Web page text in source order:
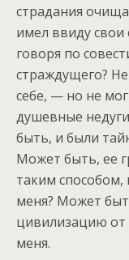
страдания
имел ввиду свои
говоря по
страждущего?
себе, — но не
душевные
быть, и были
Может быть, ее
таким способом,
меня? Может
цивилизацию от
меня.